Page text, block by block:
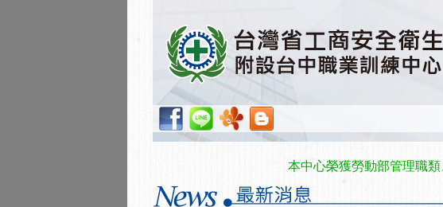
本中心榮獲勞動部管理職類、技
2025/11/10
【中心公告】因應颱風來襲，若遇停班停
2025/10/30【進修課程】2026年，課程意見蒐集~
2025/08/20 【進修課程】SDS格式百百種？專業講師帶
2025/08/12
【中心公告】因應颱風來襲，若遇停班停
2025/07/06【中心公告】颱風假114/07/07停班停課
2025/06/06【進修課程】～～前導課程看這邊推出囉～
【進修課程】要怎麼進修自我？課程百百
2025/01/21
「高壓氣體製造安全主任」、「隧道等襯